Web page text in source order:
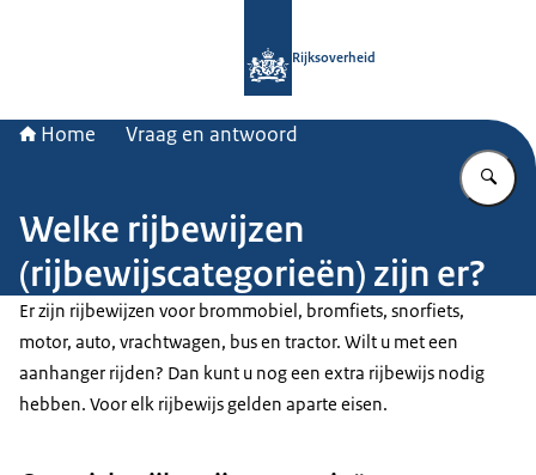
Rijksoverheid
Home Vraag en antwoord
Welke rijbewijzen
(rijbewijscategorieën) zijn er?
Er zijn rijbewijzen voor brommobiel, bromfiets, snorfiets,
motor, auto, vrachtwagen, bus en tractor. Wilt u met een
aanhanger rijden? Dan kunt u nog een extra rijbewijs nodig
hebben. Voor elk rijbewijs gelden aparte eisen.